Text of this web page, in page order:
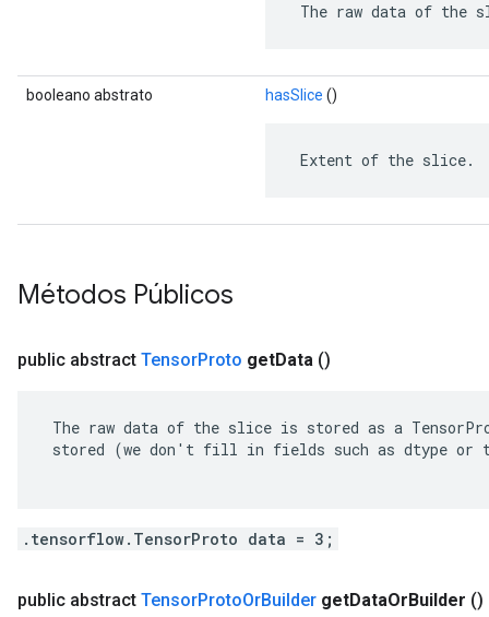
The raw data of the
booleano abstrato hasSlice ()
Extent of the slice.
Métodos Públicos
public abstract TensorProto getData ()
The raw data of the slice is stored as a
stored (we don't fill in fields such as dtype or
.tensorflow.TensorProto data = 3;
public abstract TensorProtoOrBuilder getDataOrBuilder ()